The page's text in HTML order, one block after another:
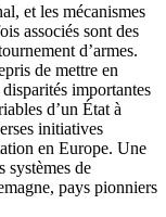
et les mécanismes
associés sont des
d’armes.
de mettre en
importantes
d’un État à
initiatives
en Europe. Une
systèmes de
pays pionniers